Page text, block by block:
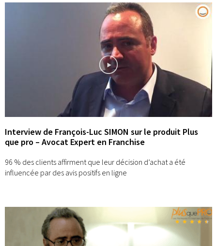
Interview de François-Luc SIMON sur le produit Plus
que pro – Avocat Expert en Franchise
96 % des clients affirment que leur décision d’achat a été
influencée par des avis positifs en ligne